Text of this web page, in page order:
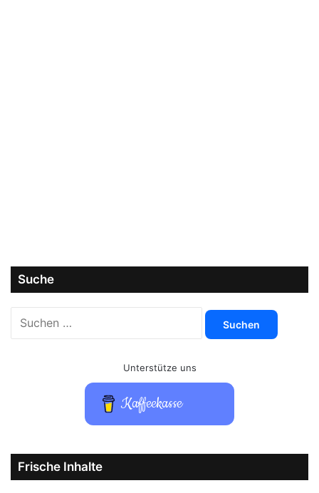
Suche
nach:
Unterstütze uns
Kaffeekasse
Frische Inhalte